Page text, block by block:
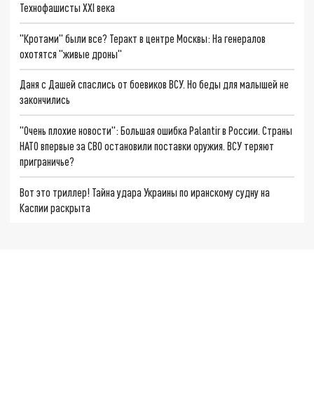
Технофашисты XXI века
"Кротами" были все? Теракт в центре Москвы: На генералов
охотятся "живые дроны"
Даня с Дашей спаслись от боевиков ВСУ. Но беды для малышей не
закончились
"Очень плохие новости": Большая ошибка Palantir в России. Страны
НАТО впервые за СВО остановили поставки оружия. ВСУ теряют
приграничье?
Вот это триллер! Тайна удара Украины по иранскому судну на
Каспии раскрыта